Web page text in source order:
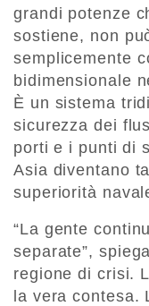
grandi potenze
sostiene, non
semplicemente
bidimensionale
È un sistema
sicurezza dei
porti e i punti di
Asia diventano
superiorità
“La gente
separate”,
regione di crisi.
la vera contesa.